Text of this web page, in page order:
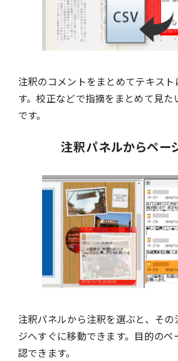
注釈のコメントをまとめてテキスト
す。校正などで指摘をまとめて見た
です。
注釈パネルからペー
注釈パネルから注釈を選ぶと、その
ジへすぐに移動できます。目的のペ
認できます。